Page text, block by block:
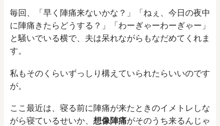
毎回、「早く陣痛来ないかな？」「ねぇ、今日の夜中
に陣痛きたらどうする？」「わーぎゃーわーぎゃー」
と騒いでいる横で、夫は呆れながらもなだめてくれま
す。
私もそのくらいずっしり構えていられたらいいのです
が。
ここ最近は、寝る前に陣痛が来たときのイメトレしな
がら寝ているせいか、 想像陣痛がそのうち来るんじゃ